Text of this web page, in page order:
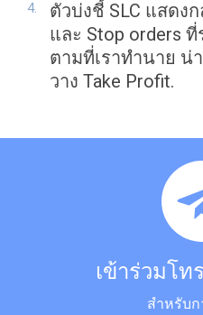
ตัวบ่งชี้ SLC แสดง
และ Stop orders
ตามที่เราทำนาย น่
วาง Take Profit.
เข้าร่วมโท
สำหรับก